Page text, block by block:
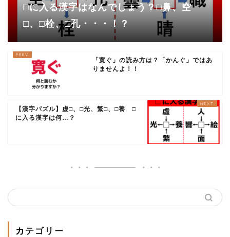
□に入る漢字はなんでしょう？□鼻、空
□、□栓、□孔・・・！？
「寛ぐ」の読み方は？「かんぐ」ではあ
りませんよ！！
【漢字パズル】虚□、□光、繁□、□養 □
に入る漢字は何…？
カテゴリー